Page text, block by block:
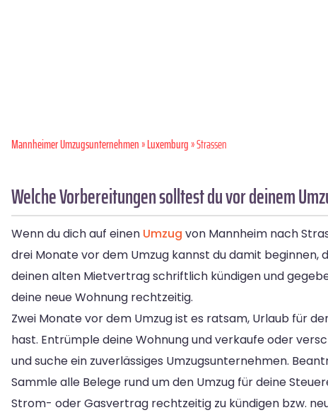
Mannheimer Umzugsunternehmen»Luxemburg» Strassen
Welche Vorbereitungen solltest du vor deinem
Wenn du dich auf einen Umzug von Mannheim nach
drei Monate vor dem Umzug kannst du damit
deinen alten Mietvertrag schriftlich kündigen und
deine neue Wohnung rechtzeitig.
Zwei Monate vor dem Umzug ist es ratsam, Urlaub für
hast. Entrümple deine Wohnung und verkaufe oder
und suche ein zuverlässiges Umzugsunternehmen.
Sammle alle Belege rund um den Umzug für deine
Strom- oder Gasvertrag rechtzeitig zu kündigen bzw.